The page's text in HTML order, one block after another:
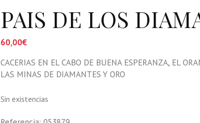
PAIS DE LOS
60,00€
CACERIAS EN EL CABO DE BUENA ESPERANZA, EL
LAS MINAS DE DIAMANTES Y ORO
Sin existencias